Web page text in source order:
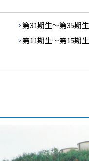
第31期生～第35期生
第11期生～第15期生